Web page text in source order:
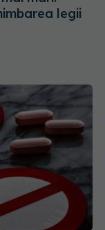
legii